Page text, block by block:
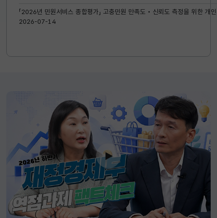
「2026년 민원서비스 종합평가」 고충민원 만족도‧신뢰도 측정을 위한 개
2026-07-14